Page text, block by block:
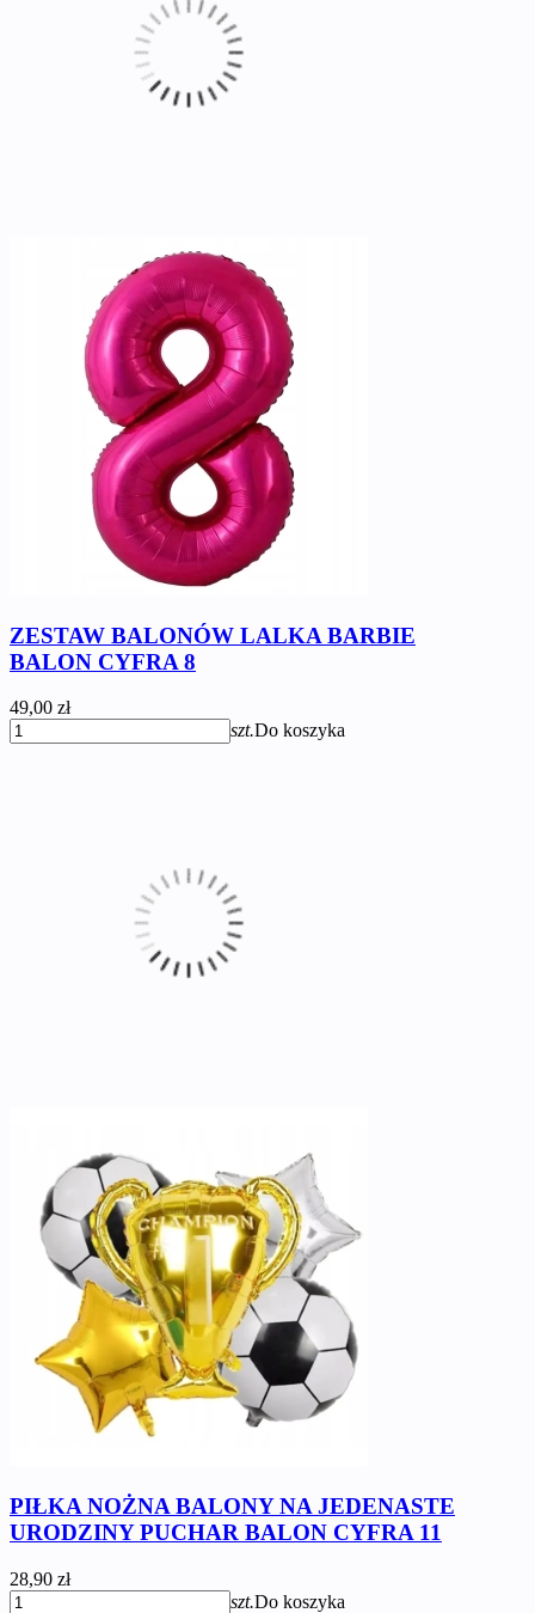
ZESTAW BALONÓW LALKA BARBIE
BALON CYFRA 8
49,00 zł
szt.Do koszyka
PIŁKA NOŻNA BALONY NA JEDENASTE
URODZINY PUCHAR BALON CYFRA 11
28,90 zł
szt.Do koszyka